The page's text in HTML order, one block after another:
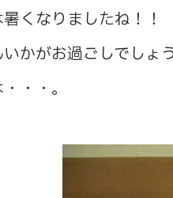
くなりましたね！！
かがお過ごしでしょ
・・。